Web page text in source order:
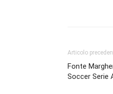
Articolo
Fonte
Soccer Serie